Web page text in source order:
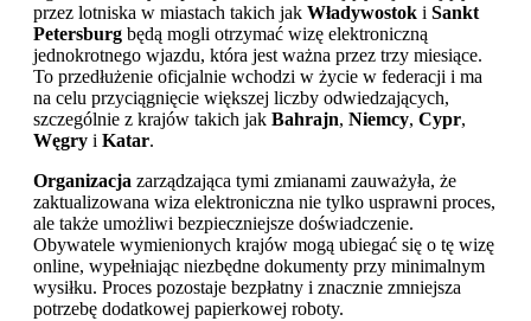
przez lotniska w miastach takich jak Władywostok i Sankt
Petersburg będą mogli otrzymać wizę elektroniczną
jednokrotnego wjazdu, która jest ważna przez trzy miesiące.
To przedłużenie oficjalnie wchodzi w życie w federacji i ma
na celu przyciągnięcie większej liczby odwiedzających,
szczególnie z krajów takich jak Bahrajn, Niemcy, Cypr,
Węgry i Katar.
Organizacja zarządzająca tymi zmianami zauważyła, że
zaktualizowana wiza elektroniczna nie tylko usprawni proces,
ale także umożliwi bezpieczniejsze doświadczenie.
Obywatele wymienionych krajów mogą ubiegać się o tę wizę
online, wypełniając niezbędne dokumenty przy minimalnym
wysiłku. Proces pozostaje bezpłatny i znacznie zmniejsza
potrzebę dodatkowej papierkowej roboty.